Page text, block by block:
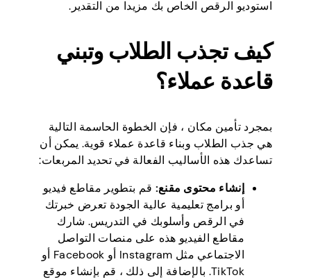
استوديو الرقص الخاص بك مزيدا من التقدير.
كيف تجذب الطلاب وتبني
قاعدة عملاء؟
بمجرد تأمين مكان ، فإن الخطوة الحاسمة التالية
هي جذب الطلاب وبناء قاعدة عملاء قوية. يمكن أن
تساعدك هذه الأساليب الفعالة في تحديد المربعات:
إنشاء محتوى مقنع: قم بتطوير مقاطع فيديو
أو برامج تعليمية عالية الجودة تعرض خبرتك
في الرقص وأسلوبك في التدريس. شارك
مقاطع الفيديو هذه على منصات التواصل
الاجتماعي مثل Instagram أو Facebook أو
TikTok. بالإضافة إلى ذلك ، قم بإنشاء موقع